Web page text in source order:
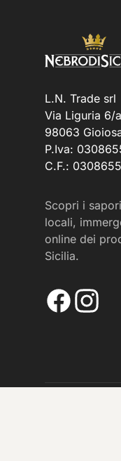
L.N. Trade srl
Via Liguria 6/a
98063
P.Iva:
C.F.:
Scopri i
locali,
online dei
Sicilia.
FacebookInstagram